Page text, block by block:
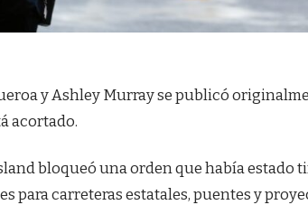
y Ashley Murray se publicó
acortado.
bloqueó una orden que había estado
para carreteras estatales, puentes y